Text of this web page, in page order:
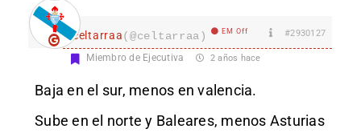
celtarraa(@celtarraa) EM Off #2930127
Miembro de Ejecutiva 2 años hace
Baja en el sur, menos en valencia.
Sube en el norte y Baleares, menos Asturias